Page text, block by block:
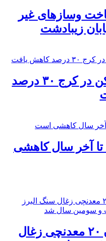
وسازهای غیر
زیبادشت
️قیمت مسکن در کرج ۳۰ درصد
تا آخر سال کاهشی
کشته شدن ۲۰ معدنچی زغال